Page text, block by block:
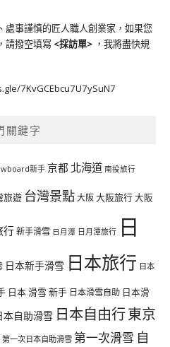
處事謹慎的匠人職人創業家，如果您
請撥空填寫 <採訪單> ，我將盡快規
7KvGCEbcu7U7ySuN7
關鍵字
新手 京都 北海道 南投旅行
旅遊 台灣景點大阪大阪旅行大阪
行新手滑雪 日月潭 日月潭旅行 日
日本新手滑雪 日本旅行 日本
日本 滑雪 新手 日本滑雪自助 日本滑
本自助滑雪 日本自由行東京
第一次日本自助滑雪 第一次滑雪 自